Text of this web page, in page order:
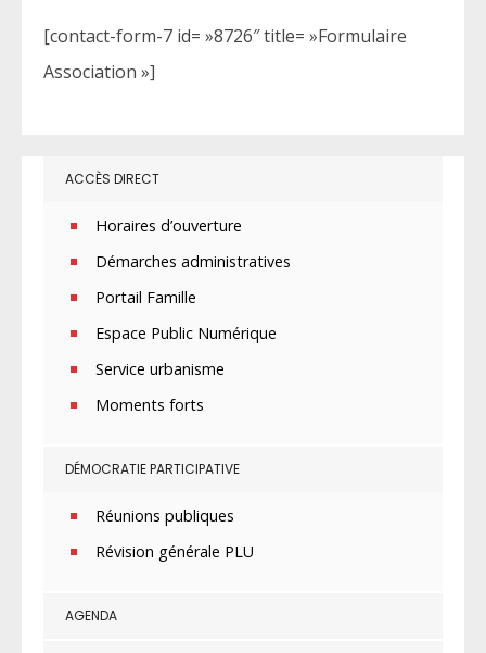
[contact-form-7 id= »8726″ title= »Formulaire
Association »]
ACCÈS DIRECT
Horaires d’ouverture
Démarches administratives
Portail Famille
Espace Public Numérique
Service urbanisme
Moments forts
DÉMOCRATIE PARTICIPATIVE
Réunions publiques
Révision générale PLU
AGENDA